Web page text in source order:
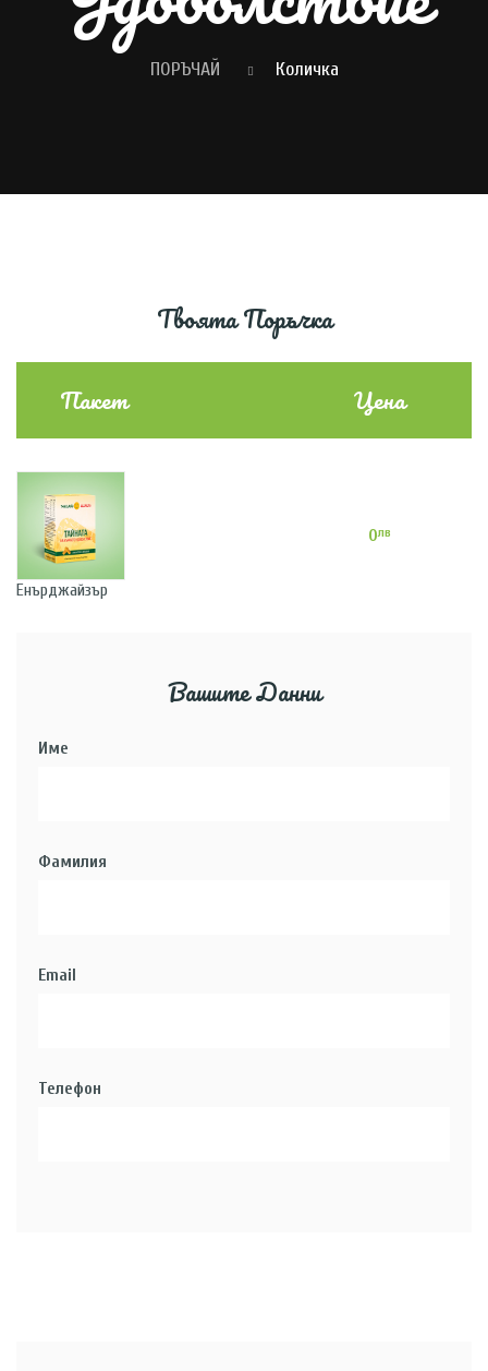
ПОРЪЧАЙ Количка
Твоята Поръчка
Пакет Цена
Енърджайзър
0лв
Вашите Данни
Име
Фамилия
Email
Телефон